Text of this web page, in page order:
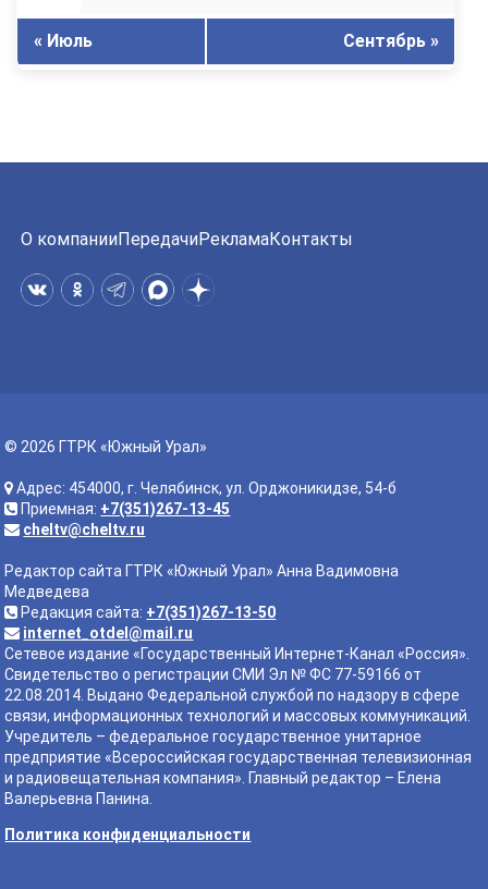
« Июль Сентябрь »
О компанииПередачиРекламаКонтакты
© 2026 ГТРК «Южный Урал»
Адрес: 454000, г. Челябинск, ул. Орджоникидзе, 54-б
Приемная: +7(351)267-13-45
cheltv@cheltv.ru
Редактор сайта ГТРК «Южный Урал» Анна Вадимовна
Медведева
Редакция сайта: +7(351)267-13-50
internet_otdel@mail.ru
Сетевое издание «Государственный Интернет-Канал «Россия».
Свидетельство о регистрации СМИ Эл № ФС 77-59166 от
22.08.2014. Выдано Федеральной службой по надзору в сфере
связи, информационных технологий и массовых коммуникаций.
Учредитель – федеральное государственное унитарное
предприятие «Всероссийская государственная телевизионная
и радиовещательная компания». Главный редактор – Елена
Валерьевна Панина.
Политика конфиденциальности